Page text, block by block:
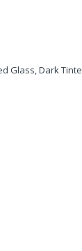
Glass, Dark